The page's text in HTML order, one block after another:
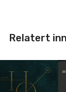
Relatert